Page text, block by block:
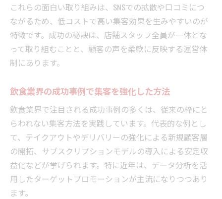
これらの面白い取り組みは、SNSでの拡散や口コミにつ
ながるため、低コストで高い集客効果を生みやすいのが
特徴です。成功の秘訣は、店舗スタッフ全員が一体とな
って取り組むことと、顧客の声を柔軟に反映する運営体
制にあります。
飲食業界の成功事例で集客を強化した方法
飲食業界で注目される成功事例の多くは、従来の枠にと
らわれない集客方法を実践しています。代表的な例とし
て、テイクアウトやデリバリーの強化による新規顧客層
の開拓、サブスクリプションモデルの導入による安定収
益化などが挙げられます。特に近年は、データ分析を活
用したターゲットプロモーションが主流になりつつあり
ます。